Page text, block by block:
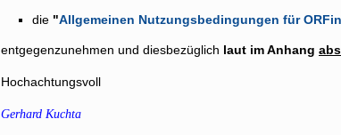
die "Allgemeinen Nutzungsbedingungen für
entgegenzunehmen und diesbezüglich laut im Anhang
Hochachtungsvoll
Gerhard Kuchta